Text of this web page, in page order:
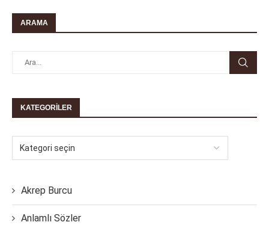
ARAMA
KATEGORILER
Akrep Burcu
Anlamlı Sözler